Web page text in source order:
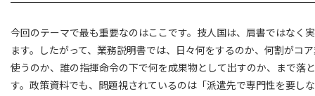
今回のテーマで最も重要なのはここです。技人国は、肩書ではなく
ます。したがって、業務説明書では、日々何をするのか、何割がコ
使うのか、誰の指揮命令の下で何を成果物として出すのか、まで落
す。政策資料でも、問題視されているのは「派遣先で専門性を要し